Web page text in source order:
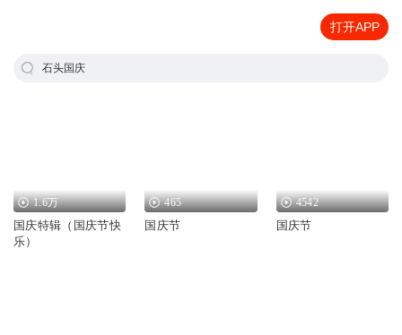
打开APP
石头国庆
1.6万
国庆特辑（国庆节快
乐）
465
国庆节
4542
国庆节